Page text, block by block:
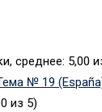
№ 19
из 5)